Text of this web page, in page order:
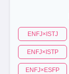
ENFJ× ISTJ
ENFJ× ISTP
ENFJ× ESFP